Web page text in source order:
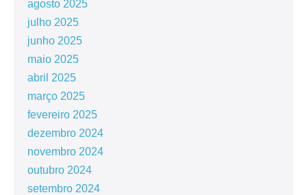
agosto 2025
julho 2025
junho 2025
maio 2025
abril 2025
março 2025
fevereiro 2025
dezembro 2024
novembro 2024
outubro 2024
setembro 2024